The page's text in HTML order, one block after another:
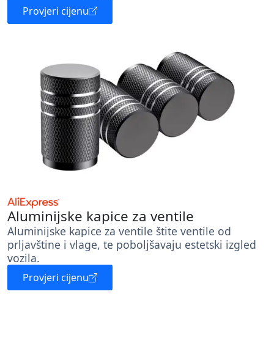
Provjeri cijenu
Aluminijske kapice za ventile
Aluminijske kapice za ventile štite ventile od
prljavštine i vlage, te poboljšavaju estetski izgled
vozila.
Provjeri cijenu